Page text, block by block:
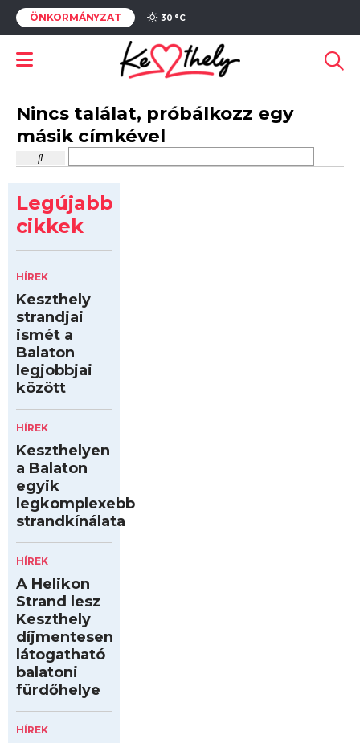
ÖNKORMÁNYZAT 30 °C
Nincs találat, próbálkozz egy
másik címkével
Legújabb
cikkek
HÍREK
Keszthely
strandjai
ismét a
Balaton
legjobbjai
között
HÍREK
Keszthelyen
a Balaton
egyik
legkomplexebb
strandkínálata
HÍREK
A Helikon
Strand lesz
Keszthely
díjmentesen
látogatható
balatoni
fürdőhelye
HÍREK